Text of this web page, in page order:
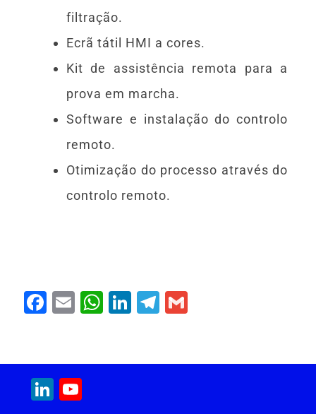
filtração.
Ecrã tátil HMI a cores.
Kit de assistência remota para a
prova em marcha.
Software e instalação do controlo
remoto.
Otimização do processo através do
controlo remoto.
F
e
b
E
l
W
s
Li
e
T
gr l
LinkedIn